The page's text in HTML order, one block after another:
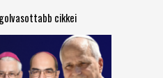
cikkei